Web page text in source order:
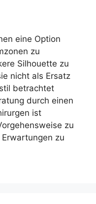
eine Option
zu
Silhouette zu
nicht als Ersatz
betrachtet
durch einen
ist
zu
zu